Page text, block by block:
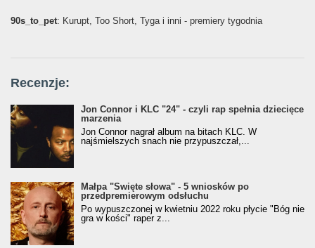
90s_to_pet: Kurupt, Too Short, Tyga i inni - premiery tygodnia
Recenzje:
Jon Connor i KLC "24" - czyli rap spełnia dziecięce
marzenia
Jon Connor nagrał album na bitach KLC. W
najśmielszych snach nie przypuszczał,...
Małpa "Święte słowa" - 5 wniosków po
przedpremierowym odsłuchu
Po wypuszczonej w kwietniu 2022 roku płycie "Bóg nie
gra w kości" raper z...